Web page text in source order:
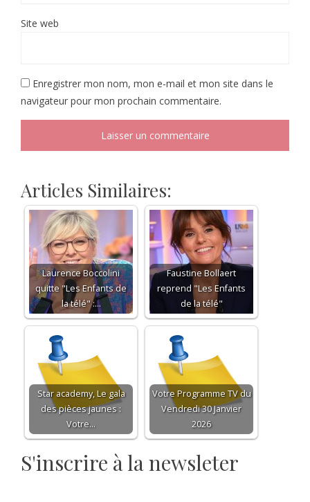
Site web
Enregistrer mon nom, mon e-mail et mon site dans le
navigateur pour mon prochain commentaire.
Articles Similaires:
Laurence Boccolini
quitte "Les Enfants de
la télé" :…
Faustine Bollaert
reprend "Les Enfants
de la télé"
Star academy, Le gala
des pièces jaunes :
Votre…
Votre Programme TV du
Vendredi 30 Janvier
2026
S'inscrire à la newsleter